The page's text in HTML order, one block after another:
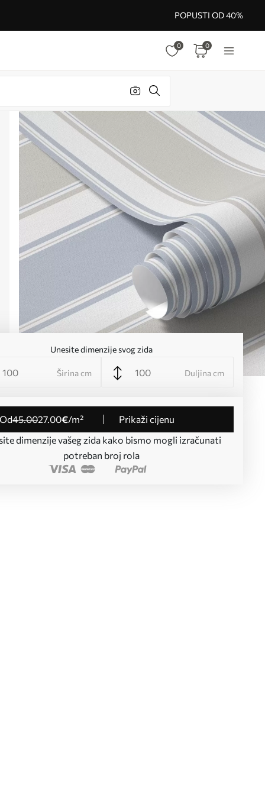
POPUSTI OD 40%
0 0
Unesite dimenzije svog zida
Širina cm Duljina cm
od45.0027.00€/m²
Prikaži cijenu
dimenzije vašeg zida kako bismo mogli izračunati
potreban broj rola